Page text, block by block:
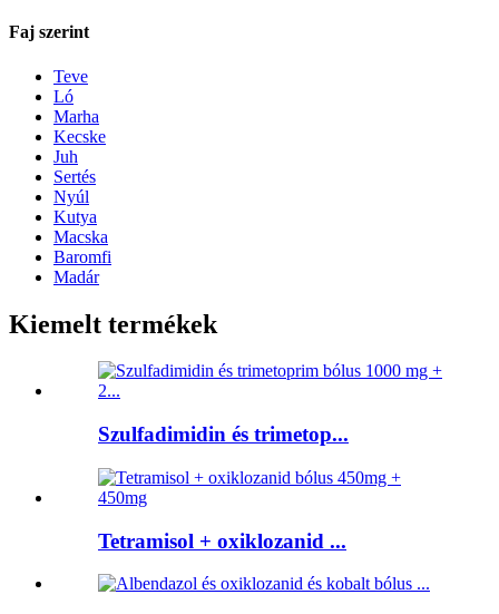
Faj szerint
Teve
Ló
Marha
Kecske
Juh
Sertés
Nyúl
Kutya
Macska
Baromfi
Madár
Kiemelt termékek
Szulfadimidin és trimetop...
Tetramisol + oxiklozanid ...